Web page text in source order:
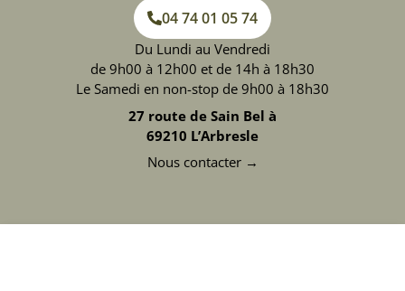
04 74 01 05 74
Du Lundi au Vendredi
de 9h00 à 12h00 et de 14h à 18h30
Le Samedi en non-stop de 9h00 à 18h30
27 route de Sain Bel à
69210 L’Arbresle
Nous contacter →